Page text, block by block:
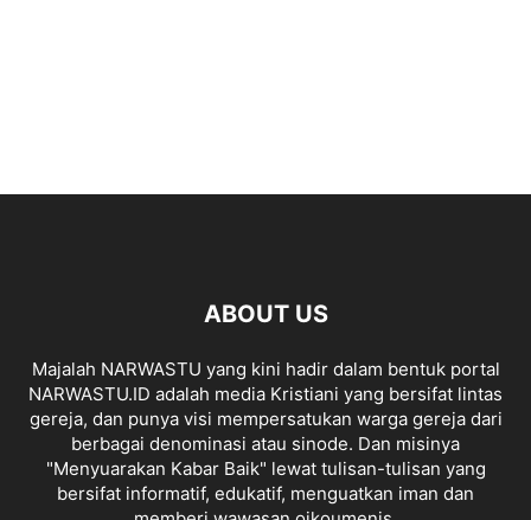
ABOUT US
Majalah NARWASTU yang kini hadir dalam bentuk portal
NARWASTU.ID adalah media Kristiani yang bersifat lintas
gereja, dan punya visi mempersatukan warga gereja dari
berbagai denominasi atau sinode. Dan misinya
"Menyuarakan Kabar Baik" lewat tulisan-tulisan yang
bersifat informatif, edukatif, menguatkan iman dan